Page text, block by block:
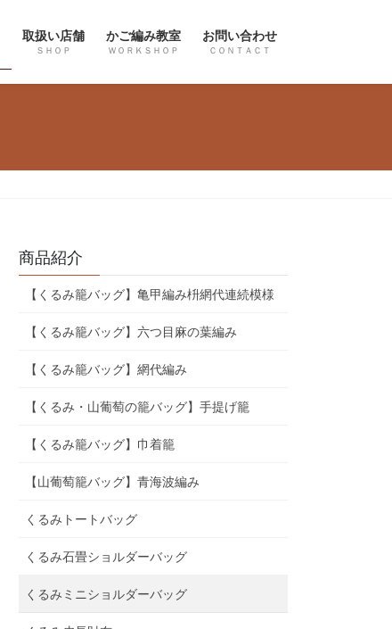
取扱い店舗
ＳＨＯＰ
かご編み教室
ＷＯＲＫＳＨＯＰ
お問い合わせ
ＣＯＮＴＡＣＴ
商品紹介
【くるみ籠バッグ】亀甲編み枡網代連続模様
【くるみ籠バッグ】六つ目麻の葉編み
【くるみ籠バッグ】網代編み
【くるみ・山葡萄の籠バッグ】手提げ籠
【くるみ籠バッグ】巾着籠
【山葡萄籠バッグ】青海波編み⁡
くるみトートバッグ
くるみ石畳ショルダーバッグ
くるみミニショルダーバッグ